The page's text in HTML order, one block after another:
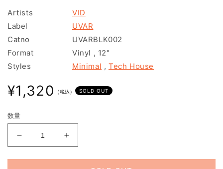
ー
ル
で
メ
デ
ィ
ア
を
開
Artists
VID
Label
UVAR
Catno
UVARBLK002
Format
Vinyl , 12"
Styles
Minimal ,Tech House
通
常
価
格
¥1,320 (税込) SOLD OUT
数量
MACHINE
EP
の
MACHINE
EP
の